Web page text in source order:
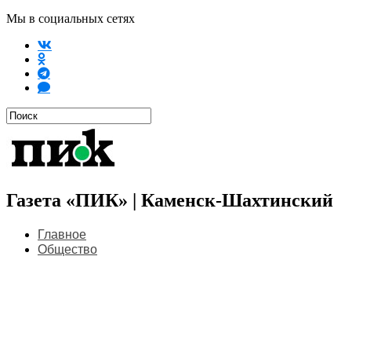
Мы в социальных сетях
Газета «ПИК» | Каменск-Шахтинский
Главное
Общество